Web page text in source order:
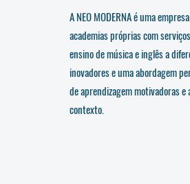
A NEO MODERNA é uma
academias próprias com
ensino de música e inglês a
inovadores e uma abordagem
de aprendizagem motivadoras e
contexto.